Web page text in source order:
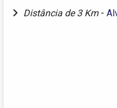
Distância de 3 Km -